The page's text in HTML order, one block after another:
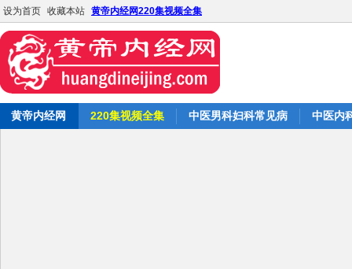
设为首页 收藏本站 黄帝内经网220集视频全集
黄帝内经网 220集视频全集 中医男科妇科常见病 中医内